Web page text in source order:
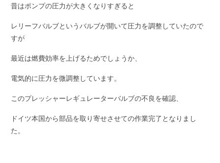
昔はポンプの圧力が大きくなりすぎると
レリーフバルブというバルブが開いて圧力を調整していたので
すが
最近は燃費効率を上げるためでしょうか、
電気的に圧力を微調整しています。
このプレッシャーレギュレーターバルブの不良を確認、
ドイツ本国から部品を取り寄せさせての作業完了となりまし
た。